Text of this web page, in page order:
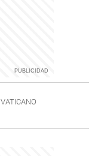
VATICANO